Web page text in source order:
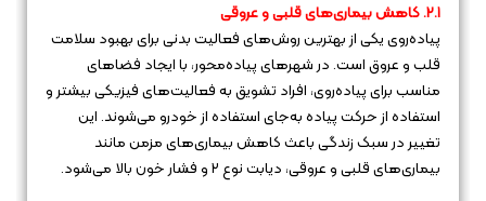
۲.۱. کاهش بیماری‌های قلبی و عروقی
پیاده‌روی یکی از بهترین روش‌های فعالیت بدنی برای بهبود سلامت
قلب و عروق است. در شهرهای پیاده‌محور، با ایجاد فضاهای
مناسب برای پیاده‌روی، افراد تشویق به فعالیت‌های فیزیکی بیشتر و
استفاده از حرکت پیاده به‌جای استفاده از خودرو می‌شوند. این
تغییر در سبک زندگی باعث کاهش بیماری‌های مزمن مانند
بیماری‌های قلبی و عروقی، دیابت نوع ۲ و فشار خون بالا می‌شود.